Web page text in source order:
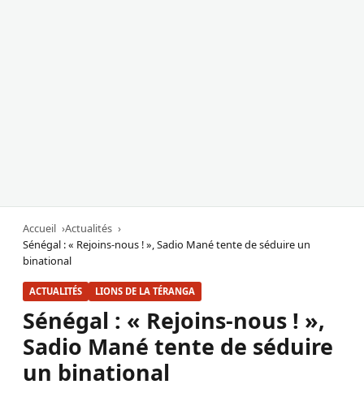
Accueil
Actualités
Sénégal : « Rejoins-nous ! », Sadio Mané tente de séduire un
binational
ACTUALITÉS LIONS DE LA TÉRANGA
Sénégal : « Rejoins-nous ! »,
Sadio Mané tente de séduire
un binational